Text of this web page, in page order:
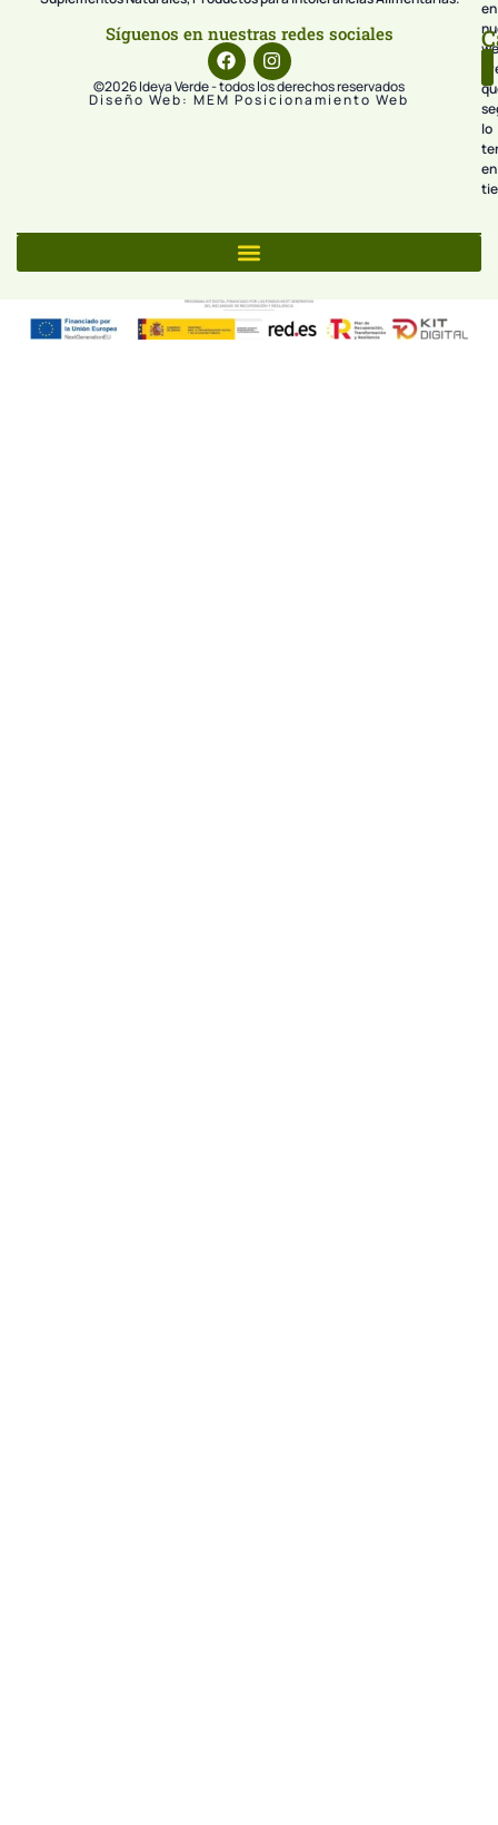
Síguenos en nuestras redes sociales
©2026 Ideya Verde - todos los derechos reservados
Diseño Web: MEM Posicionamiento Web
en
lo
en